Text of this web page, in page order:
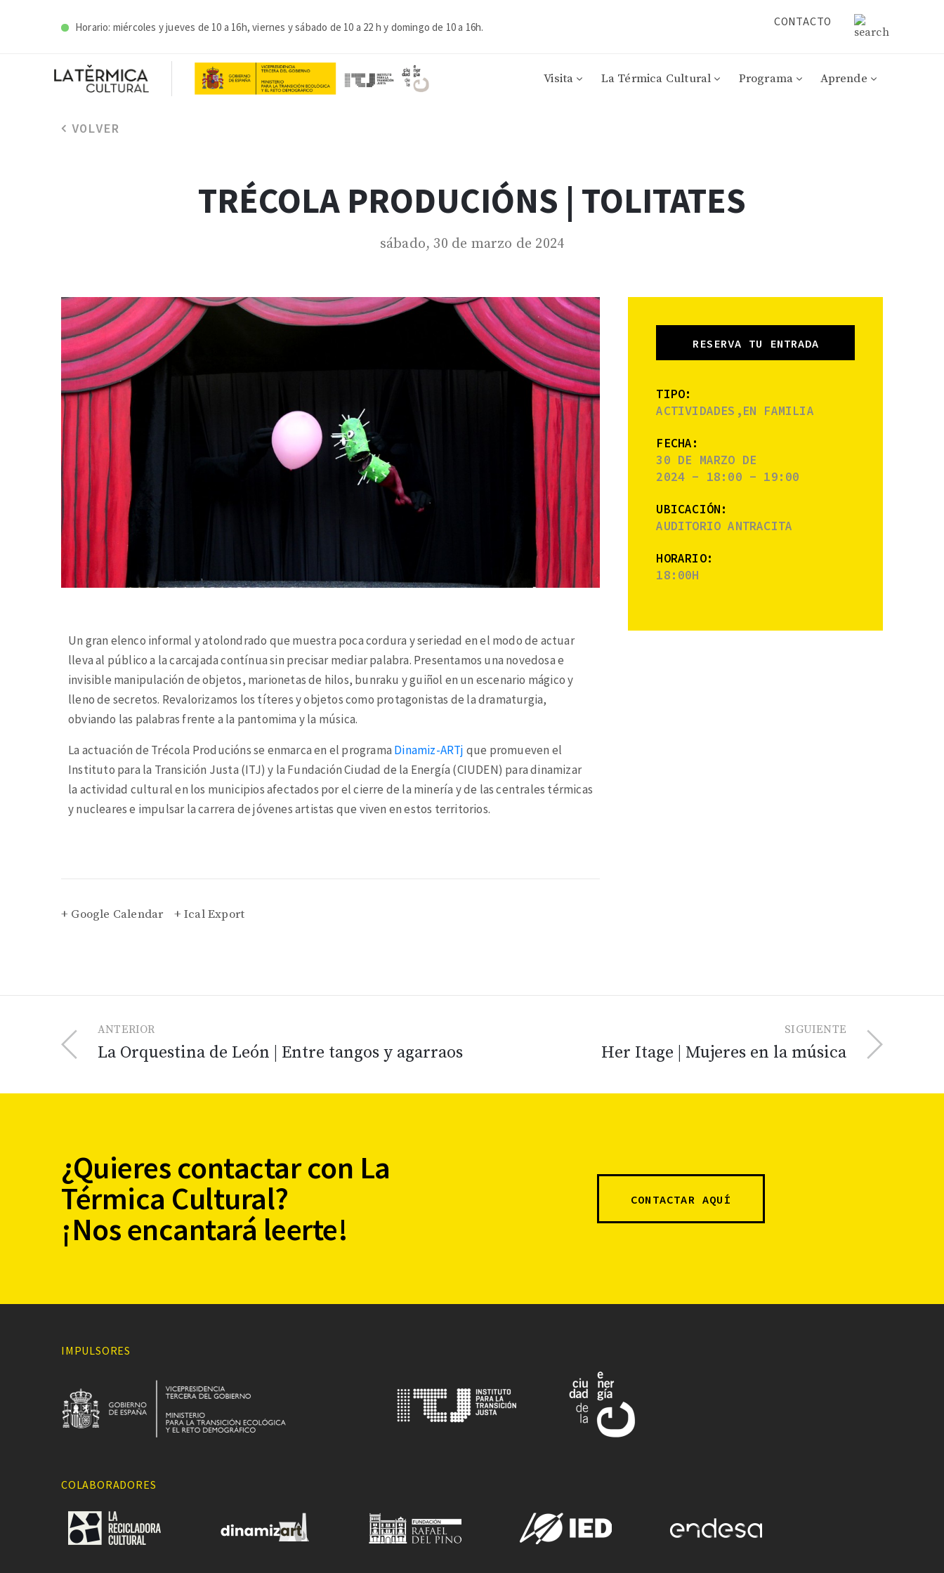
Horario: miércoles y jueves de 10 a 16h, viernes y sábado de 10 a 22 h y domingo de 10 a 16h. CONTACTO
Visita La Térmica Cultural Programa Aprende
VOLVER
TRÉCOLA PRODUCIÓNS | TOLITATES
sábado, 30 de marzo de 2024
Un gran elenco informal y atolondrado que muestra poca cordura y seriedad en el modo de actuar
lleva al público a la carcajada contínua sin precisar mediar palabra. Presentamos una novedosa e
invisible manipulación de objetos, marionetas de hilos, bunraku y guiñol en un escenario mágico y
lleno de secretos. Revalorizamos los títeres y objetos como protagonistas de la dramaturgia,
obviando las palabras frente a la pantomima y la música.
La actuación de Trécola Producións se enmarca en el programa Dinamiz-ARTj que promueven el
Instituto para la Transición Justa (ITJ) y la Fundación Ciudad de la Energía (CIUDEN) para dinamizar
la actividad cultural en los municipios afectados por el cierre de la minería y de las centrales térmicas
y nucleares e impulsar la carrera de jóvenes artistas que viven en estos territorios.
+ Google Calendar + Ical Export
RESERVA TU ENTRADA
TIPO:
ACTIVIDADES,EN FAMILIA
FECHA:
30 DE MARZO DE
2024 - 18:00 - 19:00
UBICACIÓN:
AUDITORIO ANTRACITA
HORARIO:
18:00H
ANTERIOR
La Orquestina de León | Entre tangos y agarraos
SIGUIENTE
Her Itage | Mujeres en la música
¿Quieres contactar con La
Térmica Cultural?
¡Nos encantará leerte!
CONTACTAR AQUÍ
IMPULSORES
COLABORADORES